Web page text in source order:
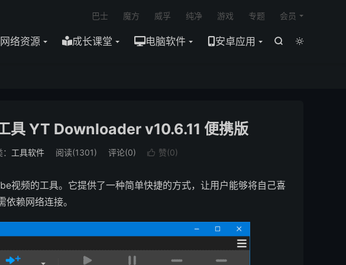


网络资源 成长课堂 电脑软件 安卓应用
巴士 魔方 威孚 纯净 游戏 专题 会员
具 YT Downloader v10.6.11 便携版
工具软件 阅读(1301) 评论(0)  赞(0)
视频的工具。它提供了一种简单快捷的方式，让用户能够将自己喜
赖网络连接。